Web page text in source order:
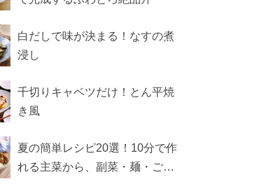
白だしで味が決まる！なすの煮
浸し
千切りキャベツだけ！とん平焼
き風
夏の簡単レシピ20選！10分で作
れる主菜から、副菜・麺・ごは